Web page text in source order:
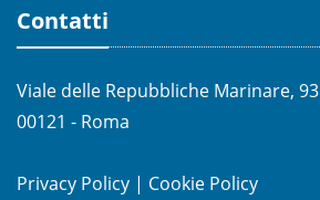
Contatti
Viale delle Repubbliche Marinare, 93
00121 - Roma
Privacy Policy | Cookie Policy